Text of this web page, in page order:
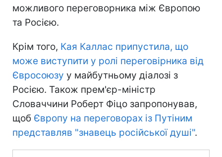
можливого переговорника між Європою
та Росією.
Крім того, Кая Каллас припустила, що
може виступити у ролі переговірника від
Євросоюзу у майбутньому діалозі з
Росією. Також прем'єр-міністр
Словаччини Роберт Фіцо запропонував,
щоб Європу на переговорах із Путіним
представляв "знавець російської душі".